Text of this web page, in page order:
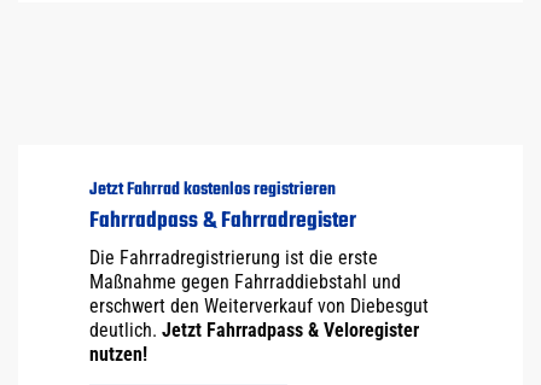
Jetzt Fahrrad kostenlos registrieren
Fahrradpass & Fahrradregister
Die Fahrradregistrierung ist die erste
Maßnahme gegen Fahrraddiebstahl und
erschwert den Weiterverkauf von Diebesgut
deutlich. Jetzt Fahrradpass & Veloregister
nutzen!